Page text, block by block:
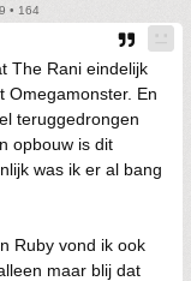
• 164
The Rani eindelijk
Omegamonster. En
teruggedrongen
opbouw is dit
was ik er al bang
Ruby vond ik ook
maar blij dat